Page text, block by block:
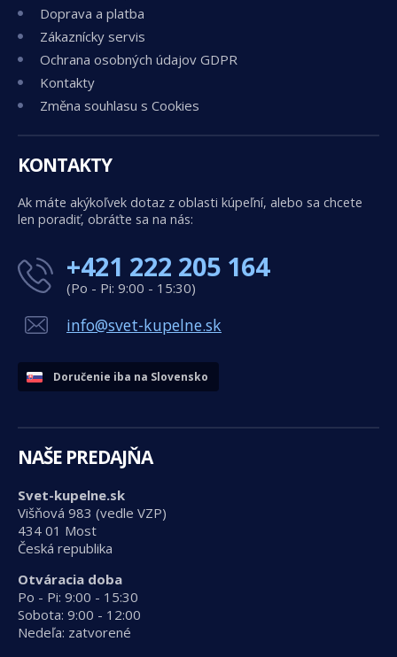
Doprava a platba
Zákaznícky servis
Ochrana osobných údajov GDPR
Kontakty
Změna souhlasu s Cookies
KONTAKTY
Ak máte akýkoľvek dotaz z oblasti kúpeľní, alebo sa chcete
len poradiť, obráťte sa na nás:
+421 222 205 164
(Po - Pi: 9:00 - 15:30)
info@svet-kupelne.sk
Doručenie iba na Slovensko
NAŠE PREDAJŇA
Svet-kupelne.sk
Višňová 983 (vedle VZP)
434 01 Most
Česká republika
Otváracia doba
Po - Pi: 9:00 - 15:30
Sobota: 9:00 - 12:00
Nedeľa: zatvorené